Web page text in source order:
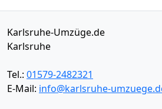
Karlsruhe-Umzüge.de
Karlsruhe
Tel.: 01579-2482321
E-Mail: info@karlsruhe-